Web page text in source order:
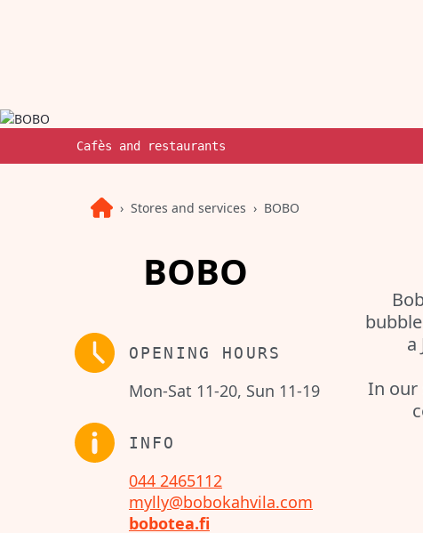
Cafès and restaurants
Stores and services BOBO
BOBO
OPENING HOURS
Mon-Sat 11-20, Sun 11-19
INFO
044 2465112
mylly@bobokahvila.com
bobotea.fi
a
In our